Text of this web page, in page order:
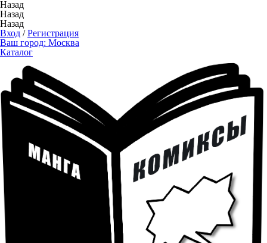
Назад
Назад
Назад
Вход /Регистрация
Ваш город: Москва
Каталог